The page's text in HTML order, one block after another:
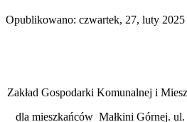
Opublikowano: czwartek, 27, luty 2025
Zakład Gospodarki Komunalnej i
dla mieszkańców Małkini Górnej.